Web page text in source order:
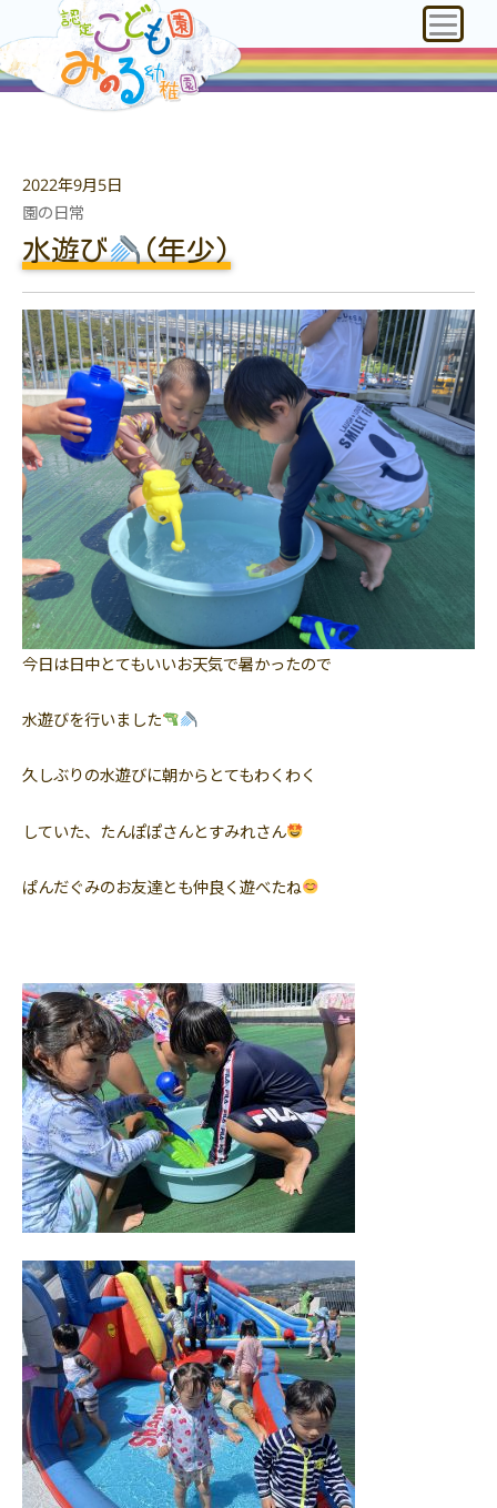
2022年9月5日
園の日常
水遊び (年少)
今日は日中とてもいいお天気で暑かったので
水遊びを行いました
久しぶりの水遊びに朝からとてもわくわく
していた、たんぽぽさんとすみれさん
ぱんだぐみのお友達とも仲良く遊べたね